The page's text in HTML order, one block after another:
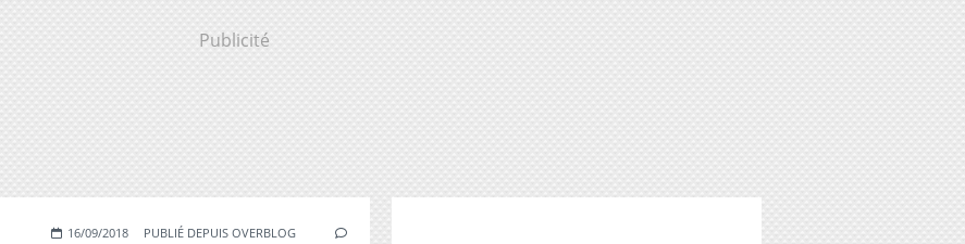
Publicité
16/09/2018 PUBLIÉ DEPUIS OVERBLOG